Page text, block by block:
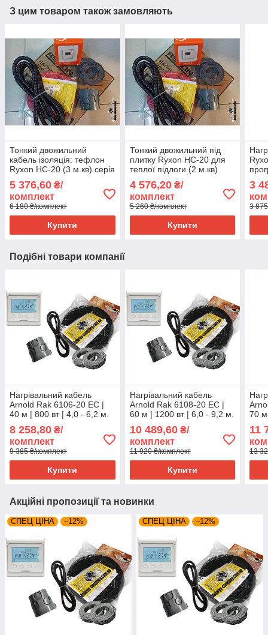
З цим товаром також замовляють
Тонкий двожильний
кабель ізоляція: тефлон
Ryxon HC-20 (3 м.кв) серія
5 376,60 ₴/
комплект
6 180 ₴/комплект
Купити
Тонкий двожильний під
плитку Ryxon HC-20 для
теплої підлоги (2 м.кв)
4 576,20₴/
комплект
5 260 ₴/комплект
Купити
3
3
Подібні товари компанії
Нагрівальний кабель
Arnold Rak 6106-20 EC |
40 м | 800 вт | 4,0 - 6,2 м.
кв | серія Е-51
8 258,80 ₴/
комплект
9 385 ₴/комплект
Купити
Нагрівальний кабель
Arnold Rak 6108-20 EC |
60 м | 1200 вт | 6,0 - 9,2 м.
кв | серія Е-51
10 489,60₴/
комплект
11 920 ₴/комплект
Купити
70
м.
11
13
Акційні пропозиції та новинки
СПЕЦ ЦІНА –12% СПЕЦ ЦІНА –12%